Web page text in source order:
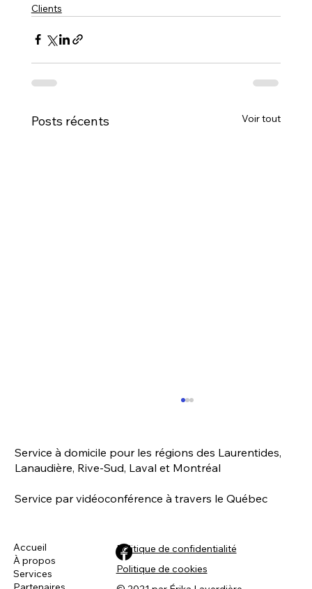
Clients
Posts récents Voir tout
L'hyperactivité canine - Les symptômes
(épisode 2)
Politique de confidentialité
Politique de cookies
Service à domicile pour les régions des Laurentides,
Lanaudière, Rive-Sud, Laval et Montréal
Service par vidéoconférence à travers le Québec
Accueil
À propos
Services